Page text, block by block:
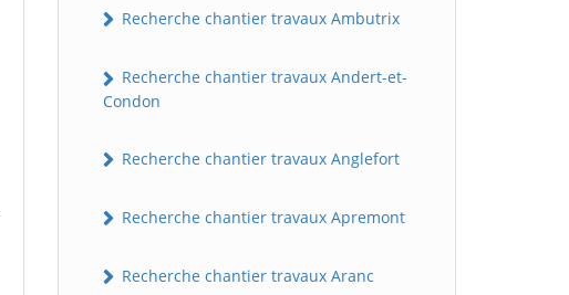
Recherche chantier travaux Ambutrix
Recherche chantier travaux Andert-et-
Condon
Recherche chantier travaux Anglefort
Recherche chantier travaux Apremont
Recherche chantier travaux Aranc